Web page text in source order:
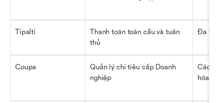
Tipalti
Thanh toán toàn cầu và tuân
thủ
Đa
Coupa
Quản lý chi tiêu cấp Doanh
nghiệp
Các
hóa